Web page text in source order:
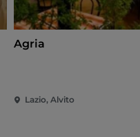
Agria
Lazio, Alvito